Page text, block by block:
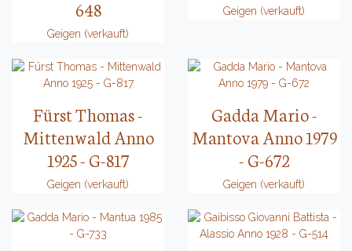
648
Geigen (verkauft)
Geigen (verkauft)
Fürst Thomas -
Mittenwald Anno
1925 - G-817
Geigen (verkauft)
Gadda Mario -
Mantova Anno 1979
- G-672
Geigen (verkauft)